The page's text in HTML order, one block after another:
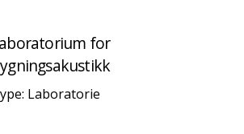
for
Laboratorie